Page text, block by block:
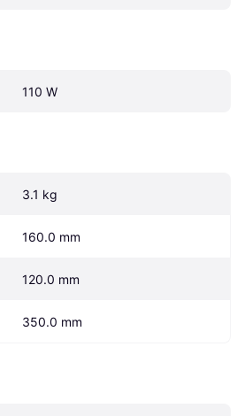
110 W
3.1 kg
160.0 mm
120.0 mm
350.0 mm